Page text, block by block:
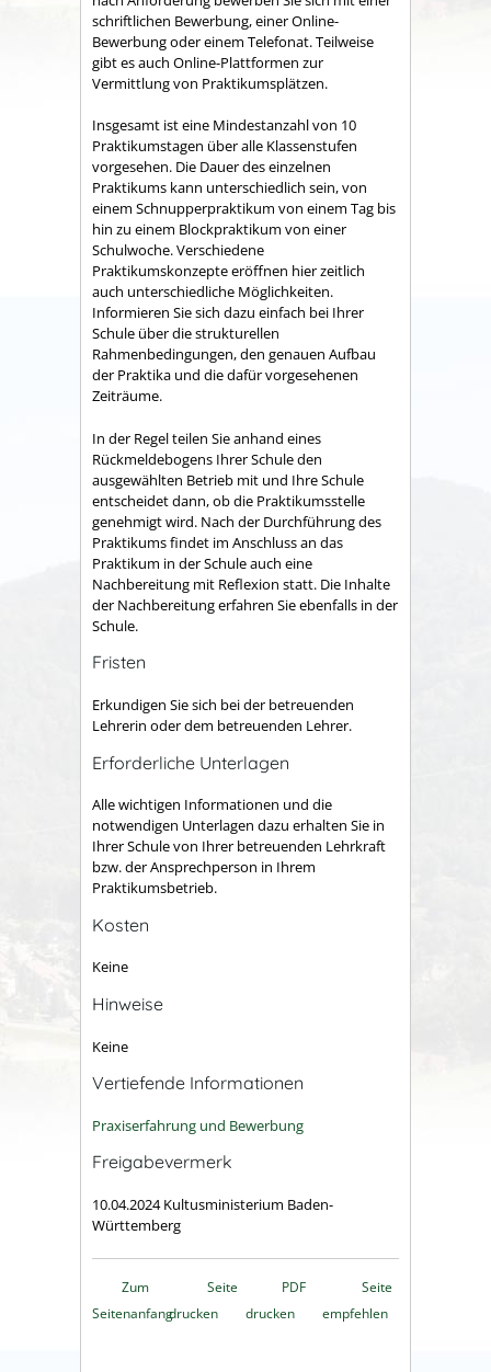
schriftlichen Bewerbung, einer Online-
Bewerbung oder einem Telefonat. Teilweise
gibt es auch Online-Plattformen zur
Vermittlung von Praktikumsplätzen.
Insgesamt ist eine Mindestanzahl von 10
Praktikumstagen über alle Klassenstufen
vorgesehen. Die Dauer des einzelnen
Praktikums kann unterschiedlich sein, von
einem Schnupperpraktikum von einem Tag bis
hin zu einem Blockpraktikum von einer
Schulwoche. Verschiedene
Praktikumskonzepte eröffnen hier zeitlich
auch unterschiedliche Möglichkeiten.
Informieren Sie sich dazu einfach bei Ihrer
Schule über die strukturellen
Rahmenbedingungen, den genauen Aufbau
der Praktika und die dafür vorgesehenen
Zeiträume.
In der Regel teilen Sie anhand eines
Rückmeldebogens Ihrer Schule den
ausgewählten Betrieb mit und Ihre Schule
entscheidet dann, ob die Praktikumsstelle
genehmigt wird. Nach der Durchführung des
Praktikums findet im Anschluss an das
Praktikum in der Schule auch eine
Nachbereitung mit Reflexion statt. Die Inhalte
der Nachbereitung erfahren Sie ebenfalls in der
Schule.
Fristen
Erkundigen Sie sich bei der betreuenden
Lehrerin oder dem betreuenden Lehrer.
Erforderliche Unterlagen
Alle wichtigen Informationen und die
notwendigen Unterlagen dazu erhalten Sie in
Ihrer Schule von Ihrer betreuenden Lehrkraft
bzw. der Ansprechperson in Ihrem
Praktikumsbetrieb.
Kosten
Keine
Hinweise
Keine
Vertiefende Informationen
Praxiserfahrung und Bewerbung
Freigabevermerk
10.04.2024 Kultusministerium Baden-
Württemberg
Zum
Seitenanfang
Seite
drucken
PDF
drucken
Seite
empfehlen